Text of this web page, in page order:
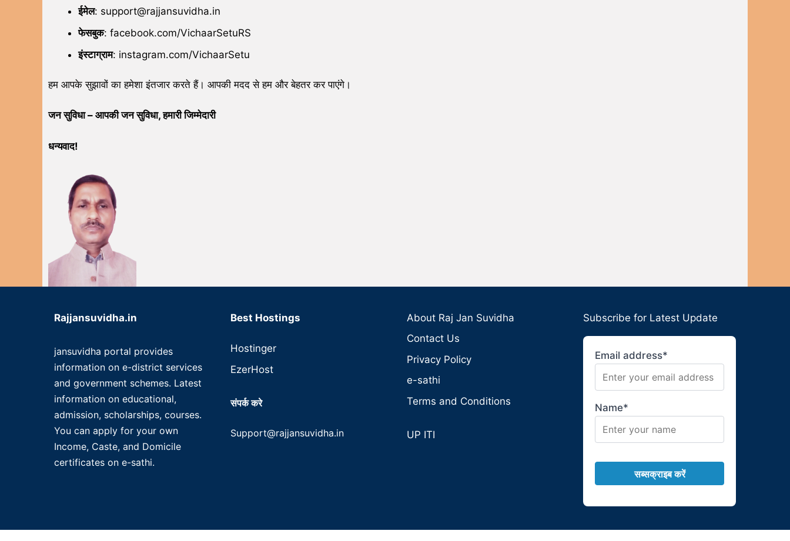
ईमेल: support@rajjansuvidha.in
फेसबुक: facebook.com/VichaarSetuRS
इंस्टाग्राम: instagram.com/VichaarSetu
हम आपके सुझावों का हमेशा इंतजार करते हैं। आपकी मदद से हम और बेहतर कर पाएंगे।
जन सुविधा – आपकी जन सुविधा, हमारी जिम्मेदारी
धन्यवाद!
Rajjansuvidha.in
jansuvidha portal provides
information on e-district services
and government schemes. Latest
information on educational,
admission, scholarships, courses.
You can apply for your own
Income, Caste, and Domicile
certificates on e-sathi.
Best Hostings
Hostinger
EzerHost
संपर्क करे
Support@rajjansuvidha.in
About Raj Jan Suvidha
Contact Us
Privacy Policy
e-sathi
Terms and Conditions
UP ITI
Subscribe for Latest Update
Email address*
Name*